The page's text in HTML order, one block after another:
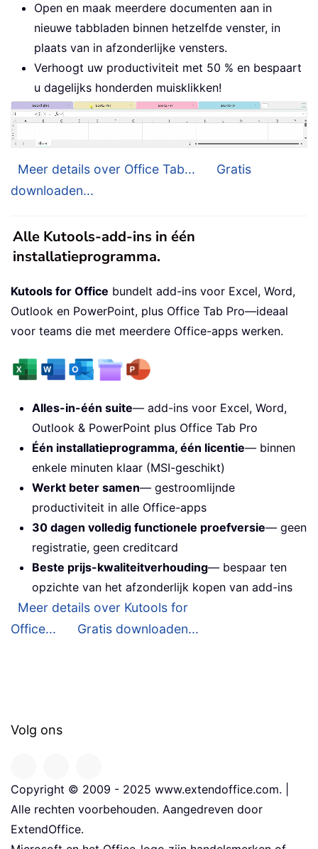
Open en maak meerdere documenten aan in
nieuwe tabbladen binnen hetzelfde venster, in
plaats van in afzonderlijke vensters.
Verhoogt uw productiviteit met 50 % en bespaart
u dagelijks honderden muisklikken!
Meer details over Office Tab...
Gratis
downloaden...
Alle Kutools-add-ins in één
installatieprogramma.
Kutools for Office bundelt add-ins voor Excel, Word,
Outlook en PowerPoint, plus Office Tab Pro—ideaal
voor teams die met meerdere Office-apps werken.
Alles-in-één suite— add-ins voor Excel, Word,
Outlook & PowerPoint plus Office Tab Pro
Één installatieprogramma, één licentie— binnen
enkele minuten klaar (MSI-geschikt)
Werkt beter samen— gestroomlijnde
productiviteit in alle Office-apps
30 dagen volledig functionele proefversie— geen
registratie, geen creditcard
Beste prijs-kwaliteitverhouding— bespaar ten
opzichte van het afzonderlijk kopen van add-ins
Meer details over Kutools for
Office...
Gratis downloaden...
Volg ons
Copyright © 2009 - 2025 www.extendoffice.com. |
Alle rechten voorbehouden. Aangedreven door
ExtendOffice.